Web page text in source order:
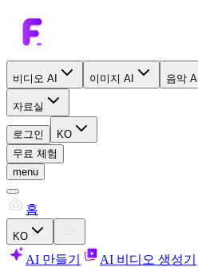
비디오 AI 이미지 AI 음악 AI
자료실
로그인
KO
무료 체험
menu
홈
KO
AI 만들기 AI 비디오 생성기